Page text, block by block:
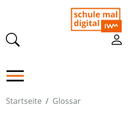
Startseite Glossar